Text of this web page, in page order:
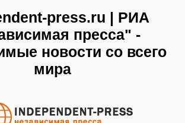
press.ru | РИА
пресса" -
новости со всего
мира